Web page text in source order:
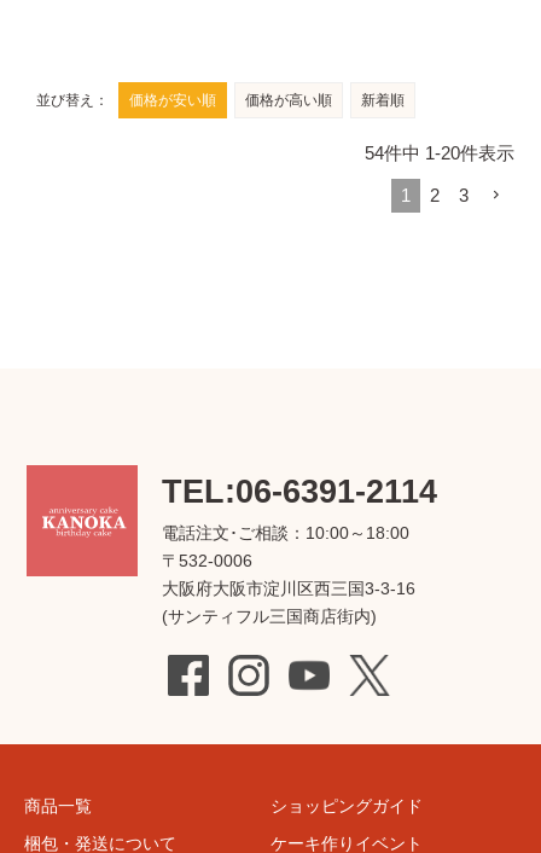
並び替え 価格が安い順 価格が高い順 新着順
54件中 1-20件表示
1 2 3
TEL:06-6391-2114
電話注文･ご相談：10:00～18:00
〒532-0006
大阪府大阪市淀川区西三国3-3-16
(サンティフル三国商店街内)
商品一覧
梱包・発送について
ショッピングガイド
ケーキ作りイベント